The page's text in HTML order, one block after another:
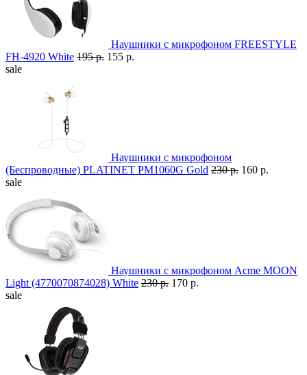
Наушники с микрофоном FREESTYLE
FH-4920 White 195 р. 155 р.
sale
Наушники с микрофоном
(Беспроводные) PLATINET PM1060G Gold 230 р. 160 р.
sale
Наушники с микрофоном Acme MOON
Light (4770070874028) White 230 р. 170 р.
sale